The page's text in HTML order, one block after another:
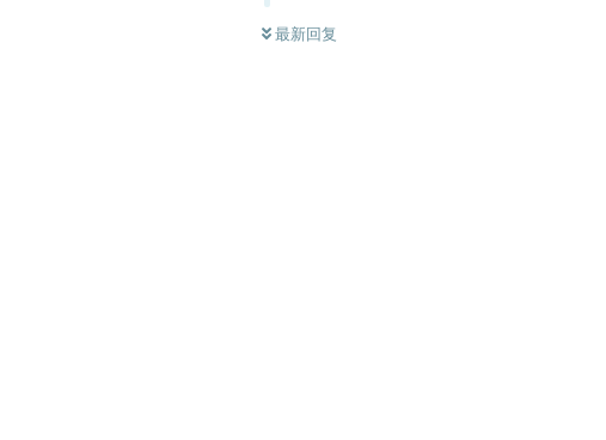
最新回复